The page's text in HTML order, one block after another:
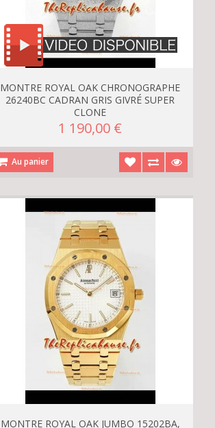
MONTRE ROYAL OAK CHRONOGRAPHE
26240BC CADRAN GRIS GIVRÉ SUPER
CLONE
1 190,00 €
Au panier
MONTRE ROYAL OAK JUMBO 15202BA,